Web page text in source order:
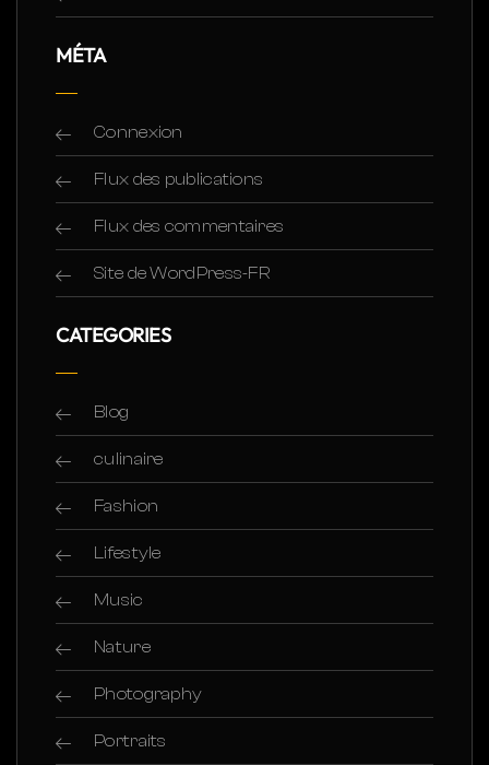
MÉTA
Connexion
Flux des publications
Flux des commentaires
Site de WordPress-FR
CATEGORIES
Blog
culinaire
Fashion
Lifestyle
Music
Nature
Photography
Portraits